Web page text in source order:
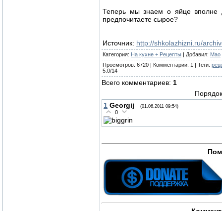
Теперь мы знаем о яйце вполне
предпочитаете сырое?
Источник: http://shkolazhizni.ru/
Категория: На кухне + Рецепты | Добавил: Mao
Просмотров: 6720 | Комментарии: 1 | Теги:
5.0/14
Всего комментариев: 1
1 Georgij (01.06.2011 09:54)
0